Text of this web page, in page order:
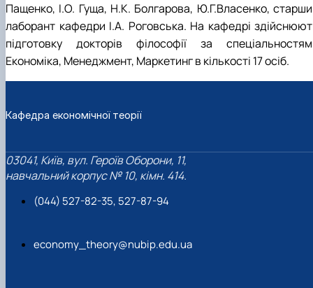
Пащенко, І.О. Гуща, Н.К. Болгарова, Ю.Г.Власенко,
лаборант кафедри І.А. Роговська. На кафедрі
підготовку докторів філософії за
Економіка, Менеджмент, Маркетинг в кількості 17 осіб.
Кафедра економічної теорії
03041, Київ, вул. Героїв Оборони, 11,
навчальний корпус № 10, кімн. 414.
(044) 527-82-35, 527-87-94
economy_theory@nubip.edu.ua